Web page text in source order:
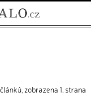
zobrazena 1. strana